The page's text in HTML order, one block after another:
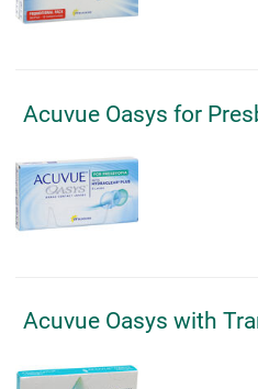
Acuvue Oasys for
Acuvue Oasys with